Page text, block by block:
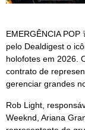
EMERGÊNCIA
pelo Dealdigest o
holofotes em 2026.
contrato de
gerenciar grandes
Rob Light,
Weeknd, Ariana